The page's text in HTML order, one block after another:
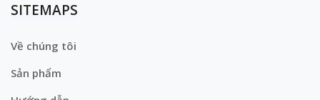
SITEMAPS
Về chúng tôi
Sản phẩm